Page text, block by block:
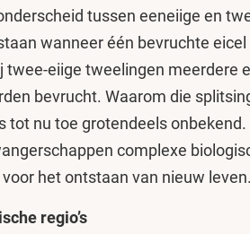
tussen eeneiige en
wanneer één bevruchte
twee-eiige tweelingen meerdere
bevrucht. Waarom die
tot nu toe grotendeels
complexe
het ontstaan van nieuw leven.
regio’s